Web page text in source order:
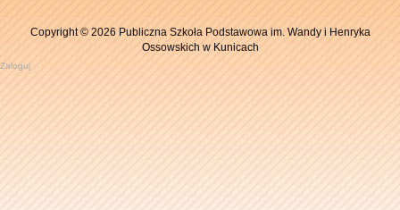
Copyright © 2026 Publiczna Szkoła Podstawowa im. Wandy i Henryka
Ossowskich w Kunicach
Zaloguj